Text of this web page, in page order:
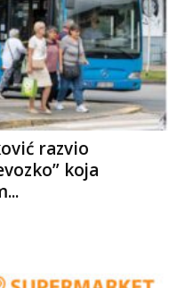
razvio
koja